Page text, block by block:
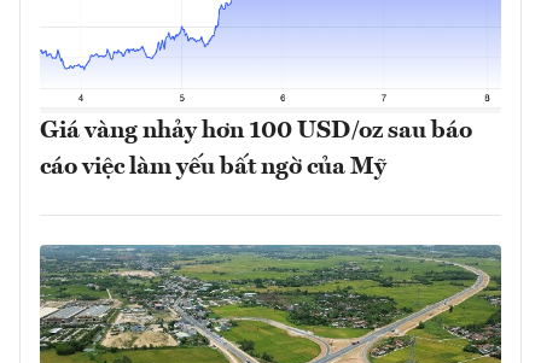
Giá vàng nhảy hơn 100 USD/oz sau báo
cáo việc làm yếu bất ngờ của Mỹ